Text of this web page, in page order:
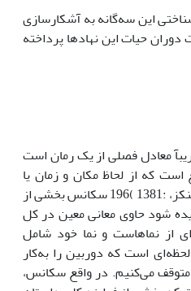
این سه‌گانه به آشکارسازی
حیات این نهادها پرداخته
معادل فصلی از یک رمان است
است که از لحاظ مکان و زمان یا
هردو به هم مربوط هستند (جینکز، :1381 )196 سکانس بخشی از
شود حاوی معانی معین در کل
از نماهاست و نما خود شامل
است که دوربین را به‌کار
متوقف می‌کنیم. در واقع سکانس،